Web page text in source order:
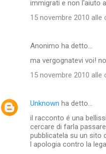
immigrati e non l'aiuto
15 novembre 2010 alle
Anonimo ha detto…
ma vergognatevi voi!
15 novembre 2010 alle
Unknown ha detto…
il racconto é una
cercare di farla
pubblicatela su un sito
l apologia contro la